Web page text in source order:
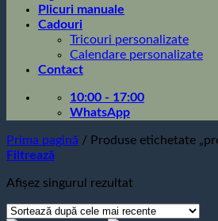
Plicuri manuale
Cadouri
Tricouri personalizate
Calendare personalizate
Contact
10:00 - 17:00
WhatsApp
Prima pagină / Produse etichetate
Filtrează
Afișez singurul rezultat